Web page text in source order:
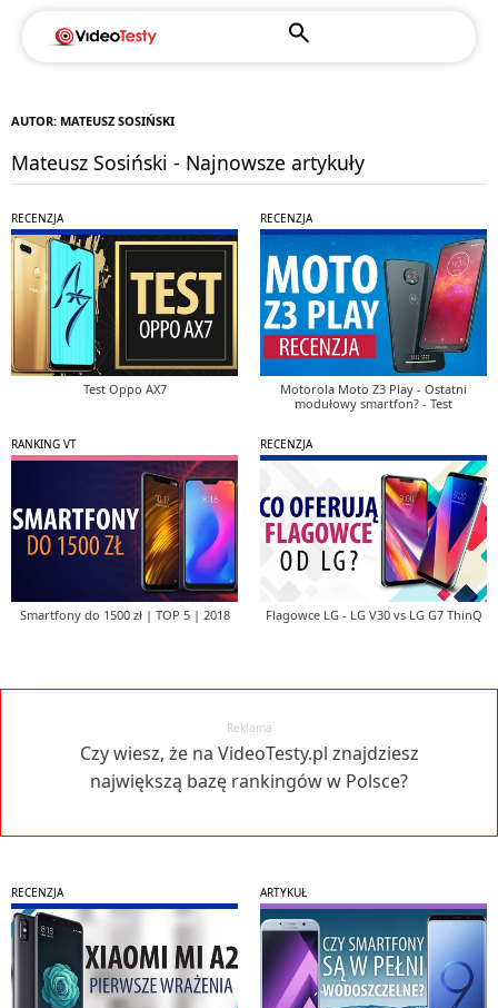
AUTOR: MATEUSZ SOSIŃSKI
Mateusz Sosiński - Najnowsze artykuły
RECENZJA
Test Oppo AX7
RECENZJA
Motorola Moto Z3 Play - Ostatni
modułowy smartfon? - Test
RANKING VT
Smartfony do 1500 zł | TOP 5 | 2018
RECENZJA
Flagowce LG - LG V30 vs LG G7 ThinQ
Reklama
Czy wiesz, że na VideoTesty.pl znajdziesz
największą bazę rankingów w Polsce?
RECENZJA ARTYKUŁ